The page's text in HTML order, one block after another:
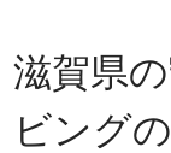
滋賀県
ビング